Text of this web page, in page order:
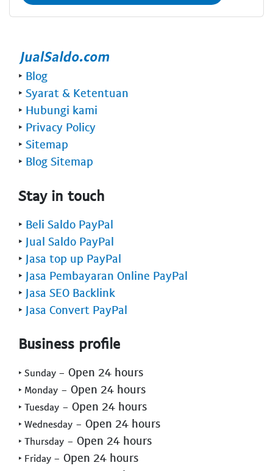
‣ Blog
‣ Syarat & Ketentuan
‣ Hubungi kami
‣ Privacy Policy
‣ Sitemap
‣ Blog Sitemap
Stay in touch
‣ Beli Saldo PayPal
‣ Jual Saldo PayPal
‣ Jasa top up PayPal
‣ Jasa Pembayaran Online PayPal
‣ Jasa SEO Backlink
‣ Jasa Convert PayPal
Business profile
‣ Sunday - Open 24 hours
‣ Monday - Open 24 hours
‣ Tuesday - Open 24 hours
‣ Wednesday - Open 24 hours
‣ Thursday - Open 24 hours
‣ Friday - Open 24 hours